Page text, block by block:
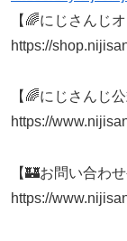
【🌈にじさんじ
https://
【🌈にじさんじ
https://
【🏰お問い合わ
https://